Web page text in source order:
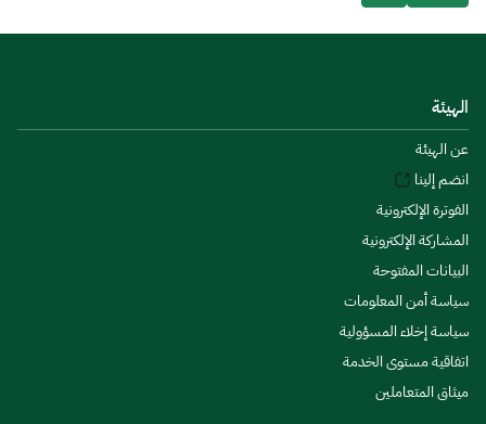
الهيئة
عن الهيئة
انضم إلينا
الفوترة الإلكترونية
المشاركة الإلكترونية
البيانات المفتوحة
سياسة أمن المعلومات
سياسة إخلاء المسؤولية
اتفاقية مستوى الخدمة
ميثاق المتعاملين